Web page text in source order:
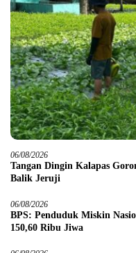
06/08/2026
Tangan Dingin Kalapas
Balik Jeruji
06/08/2026
BPS: Penduduk Miskin
150,60 Ribu Jiwa